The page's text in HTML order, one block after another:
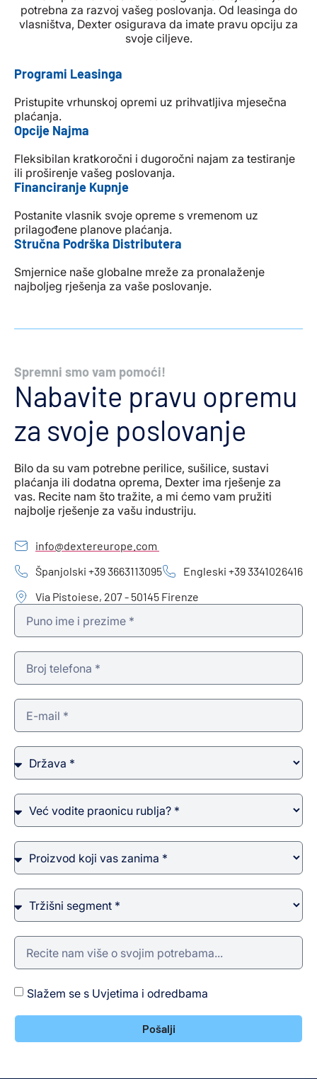
potrebna za razvoj vašeg poslovanja. Od leasinga do
vlasništva, Dexter osigurava da imate pravu opciju za
svoje ciljeve.
Programi Leasinga
Pristupite vrhunskoj opremi uz prihvatljiva mjesečna
plaćanja.
Opcije Najma
Fleksibilan kratkoročni i dugoročni najam za testiranje
ili proširenje vašeg poslovanja.
Financiranje Kupnje
Postanite vlasnik svoje opreme s vremenom uz
prilagođene planove plaćanja.
Stručna Podrška Distributera
Smjernice naše globalne mreže za pronalaženje
najboljeg rješenja za vaše poslovanje.
Spremni smo vam pomoći!
Nabavite pravu opremu
za svoje poslovanje
Bilo da su vam potrebne perilice, sušilice, sustavi
plaćanja ili dodatna oprema, Dexter ima rješenje za
vas. Recite nam što tražite, a mi ćemo vam pružiti
najbolje rješenje za vašu industriju.
info@dextereurope.com
Španjolski +39 3663113095
Engleski +39 3341026416
Via Pistoiese, 207 - 50145 Firenze
Slažem se s Uvjetima i odredbama
Pošalji